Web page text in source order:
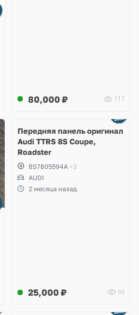
80,000 ₽ 117
Передняя панель оригинал
Audi TTRS 8S Coupe,
Roadster
8S7805594A +3
AUDI
2 месяца назад
25,000 ₽ 95